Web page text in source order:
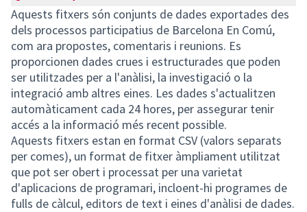
Aquests fitxers són conjunts de dades exportades des
dels processos participatius de Barcelona En Comú,
com ara propostes, comentaris i reunions. Es
proporcionen dades crues i estructurades que poden
ser utilitzades per a l'anàlisi, la investigació o la
integració amb altres eines. Les dades s'actualitzen
automàticament cada 24 hores, per assegurar tenir
accés a la informació més recent possible.
Aquests fitxers estan en format CSV (valors separats
per comes), un format de fitxer àmpliament utilitzat
que pot ser obert i processat per una varietat
d'aplicacions de programari, incloent-hi programes de
fulls de càlcul, editors de text i eines d'anàlisi de dades.